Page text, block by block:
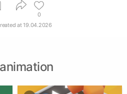
0
at19.04.2026
animation